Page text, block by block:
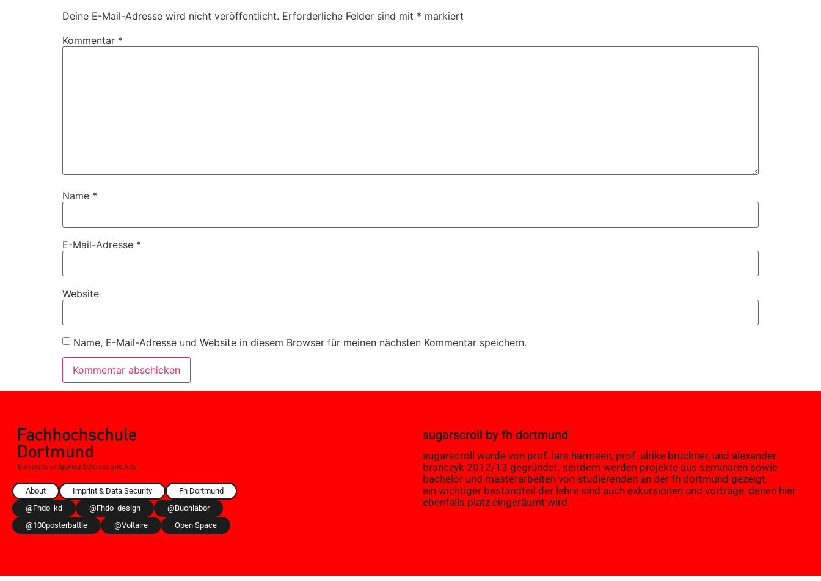
Deine E-Mail-Adresse wird nicht veröffentlicht. Erforderliche Felder sind mit * markiert
Kommentar *
Name *
E-Mail-Adresse *
Website
Name, E-Mail-Adresse und Website in diesem Browser für meinen nächsten Kommentar speichern.
About Imprint & Data Security
Fh Dortmund
@fhdo_kd
@fhdo_design
@buchlabor
@100posterbattle
@voltaire Open Space
sugarscroll by fh dortmund
sugarscroll wurde von prof. lars harmsen, prof. ulrike brückner, und alexander
branczyk 2012/13 gegründet. seitdem werden projekte aus seminaren sowie
bachelor und masterarbeiten von studierenden an der fh dortmund gezeigt.
ein wichtiger bestandteil der lehre sind auch exkursionen und vorträge, denen hier
ebenfalls platz eingeräumt wird.